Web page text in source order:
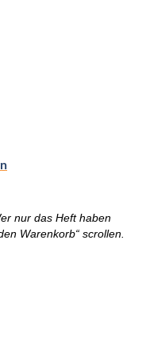
nur das Heft haben
Warenkorb“ scrollen.